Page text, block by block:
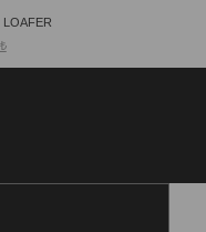
LOAFER